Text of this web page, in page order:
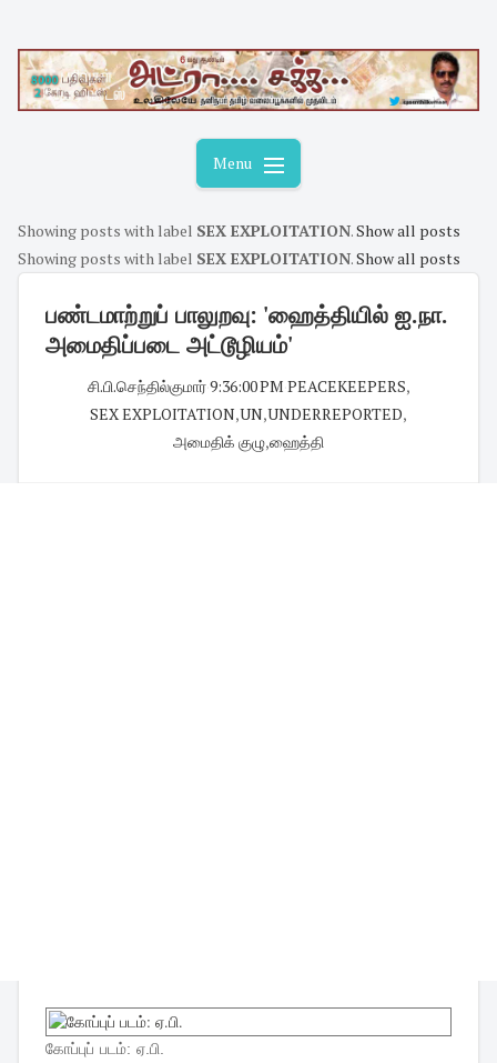
content
Menu
Showing posts with label SEX EXPLOITATION.Show all posts
Showing posts with label SEX EXPLOITATION.Show all posts
பண்டமாற்றுப் பாலுறவு: 'ஹைத்தியில் ஐ.நா.
அமைதிப்படை அட்டூழியம்'
சி.பி.செந்தில்குமார்·9:36:00 PM PEACEKEEPERS,
SEX EXPLOITATION,UN,UNDERREPORTED,
அமைதிக் குழு,ஹைத்தி
கோப்புப் படம்: ஏ.பி.